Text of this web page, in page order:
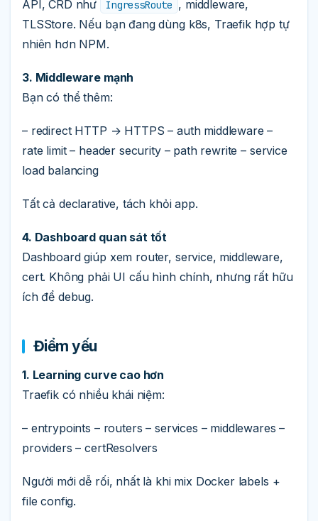
API, CRD như IngressRoute , middleware,
TLSStore. Nếu bạn đang dùng k8s, Traefik hợp tự
nhiên hơn NPM.
3. Middleware mạnh
Bạn có thể thêm:
– redirect HTTP → HTTPS – auth middleware –
rate limit – header security – path rewrite – service
load balancing
Tất cả declarative, tách khỏi app.
4. Dashboard quan sát tốt
Dashboard giúp xem router, service, middleware,
cert. Không phải UI cấu hình chính, nhưng rất hữu
ích để debug.
Điểm yếu
1. Learning curve cao hơn
Traefik có nhiều khái niệm:
– entrypoints – routers – services – middlewares –
providers – certResolvers
Người mới dễ rối, nhất là khi mix Docker labels +
file config.